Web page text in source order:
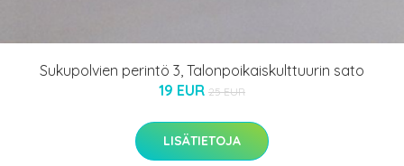
Sukupolvien perintö 3, Talonpoikaiskulttuurin sato
19 EUR 25 EUR
LISÄTIETOJA